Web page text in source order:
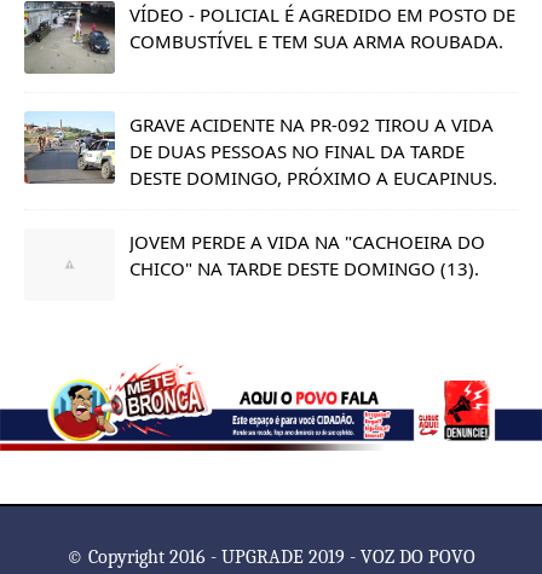
VÍDEO - POLICIAL É AGREDIDO EM POSTO DE
COMBUSTÍVEL E TEM SUA ARMA ROUBADA.
GRAVE ACIDENTE NA PR-092 TIROU A VIDA
DE DUAS PESSOAS NO FINAL DA TARDE
DESTE DOMINGO, PRÓXIMO A EUCAPINUS.
JOVEM PERDE A VIDA NA "CACHOEIRA DO
CHICO" NA TARDE DESTE DOMINGO (13).
© Copyright 2016 - UPGRADE 2019 - VOZ DO POVO